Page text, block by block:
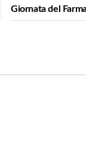
Giornata del